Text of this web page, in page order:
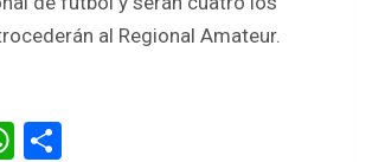
al Regional Amateur.
W